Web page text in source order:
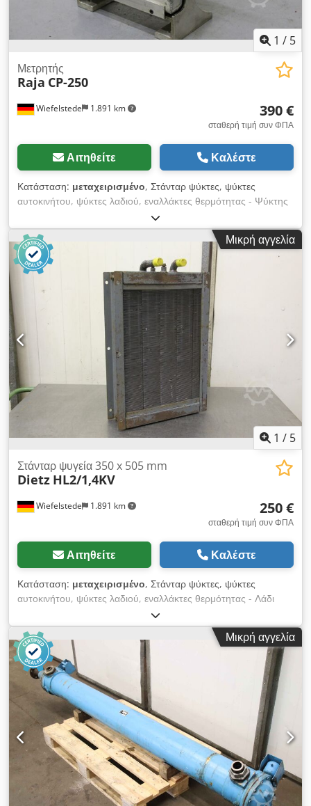
1 / 5
Wiefelstede 1.891 km
Μετρητής
Raja CP-250
390 €
σταθερή τιμή συν ΦΠΑ
Αιτηθείτε Καλέστε
Κατάσταση: μεταχειρισμένο, Στάνταρ ψύκτες, ψύκτες
αυτοκινήτου, ψύκτες λαδιού, εναλλάκτες θερμότητας - Ψύκτης
λαδιού - Περιοχή ψύξης: 300 x 300 mm - με: ανεμιστήρα -
Διαστάσεις: 300/160 / H360 mm - Βάρος: 9 kg Dcjdpfx
Abedkx Syjzjk
Μικρή αγγελία
1 / 5
Wiefelstede 1.891 km
Στάνταρ ψυγεία 350 x 505 mm
Dietz HL2/1,4KV
250 €
σταθερή τιμή συν ΦΠΑ
Αιτηθείτε Καλέστε
Κατάσταση: μεταχειρισμένο, Στάνταρ ψύκτες, ψύκτες
αυτοκινήτου, ψύκτες λαδιού, εναλλάκτες θερμότητας - Λάδι
ψύξης - Μέγ. Πίεση λειτουργίας: bar - Εύρος θερμοκρασίας:
έως 120 ° C - χωρίς ανεμιστήρα - Διαστάσεις: 420/120 / H650
mm - Βάρος: 32 kg Dcedpfx Abocx T E Iszok
Μικρή αγγελία